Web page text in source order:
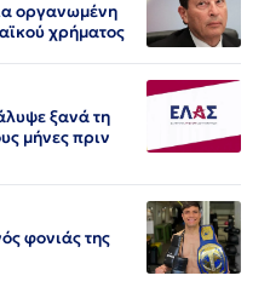
οργανωμένη
χρήματος
ξανά τη
μήνες πριν
φονιάς της